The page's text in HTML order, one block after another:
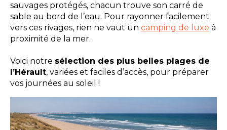
sauvages protégés, chacun trouve son carré de
sable au bord de l’eau. Pour rayonner facilement
vers ces rivages, rien ne vaut un camping de luxe à
proximité de la mer.
Voici notre sélection des plus belles plages de
l’Hérault, variées et faciles d’accès, pour préparer
vos journées au soleil !